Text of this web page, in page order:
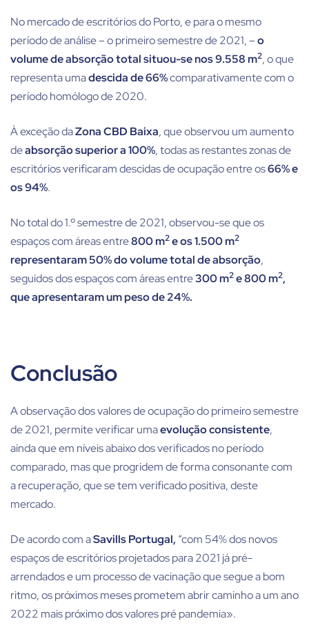
No mercado de escritórios do Porto, e para o mesmo
período de análise – o primeiro semestre de 2021, –o
volume de absorção total situou-se nos 9.558 m2, o que
representa umadescida de 66%comparativamente com o
período homólogo de 2020.
À exceção daZona CBD Baixa, que observou um aumento
deabsorção superior a 100%, todas as restantes zonas de
escritórios verificaram descidas de ocupação entre os66% e
os 94%.
No total do 1.º semestre de 2021, observou-se que os
espaços com áreas entre800 m2e os 1.500 m2
representaram 50% do volume total de absorção,
seguidos dos espaços com áreas entre300 m2e 800 m2,
que apresentaram um peso de 24%.
Conclusão
A observação dos valores de ocupação do primeiro semestre
de 2021, permite verificar umaevolução consistente,
ainda que em níveis abaixo dos verificados no período
comparado, mas que progridem de forma consonante com
a recuperação, que se tem verificado positiva, deste
mercado.
De acordo com aSavills Portugal, “com 54% dos novos
espaços de escritórios projetados para 2021 já pré-
arrendados e um processo de vacinação que segue a bom
ritmo, os próximos meses prometem abrir caminho a um ano
2022 mais próximo dos valores pré pandemia».